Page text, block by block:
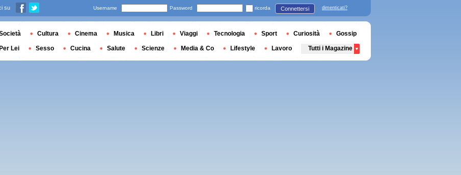
su Username Password ricorda Connettersi dimenticati?
Cultura Cinema Musica Libri Viaggi Tecnologia Sport Curiosità Gossip
Per Lei Sesso Cucina Salute Scienze Media & Co Lifestyle Lavoro Tutti i Magazine